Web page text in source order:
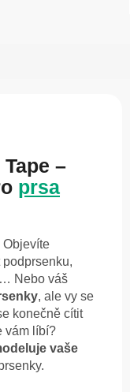
–
prsa
Objevíte
Nebo váš
, ale vy se
konečně cítit
vám líbí?
vaše